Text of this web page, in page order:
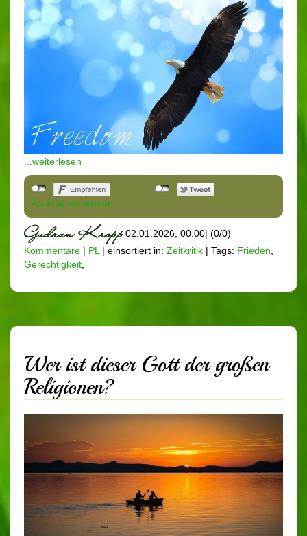
...weiterlesen
Als Mail versenden
02.01.2026, 00.00| (0/0)
Kommentare | PL | einsortiert in: Zeitkritik | Tags: Frieden
Gerechtigkeit
Wer ist dieser Gott der großen
Religionen?